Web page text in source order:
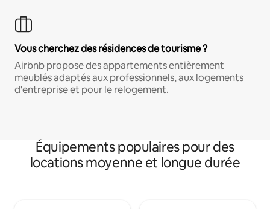
Vous cherchez des résidences de tourisme ?
Airbnb propose des appartements entièrement
meublés adaptés aux professionnels, aux logements
d'entreprise et pour le relogement.
Équipements populaires pour des
locations moyenne et longue durée